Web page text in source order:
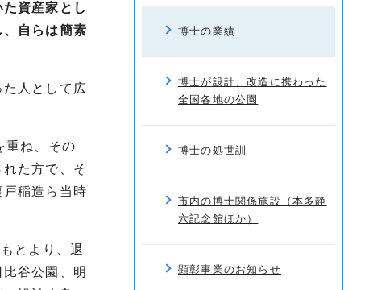
資産家とし
自らは簡素
人として広
重ね、その
た方で、そ
稲造ら当時
とより、退
谷公園、明
博士の業績
博士が設計、改造に携わった
全国各地の公園
博士の処世訓
市内の博士関係施設（本多静
六記念館ほか）
顕彰事業のお知らせ